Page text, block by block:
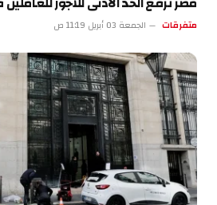
متفرقات الجمعة 03 أبريل 11:19 ص